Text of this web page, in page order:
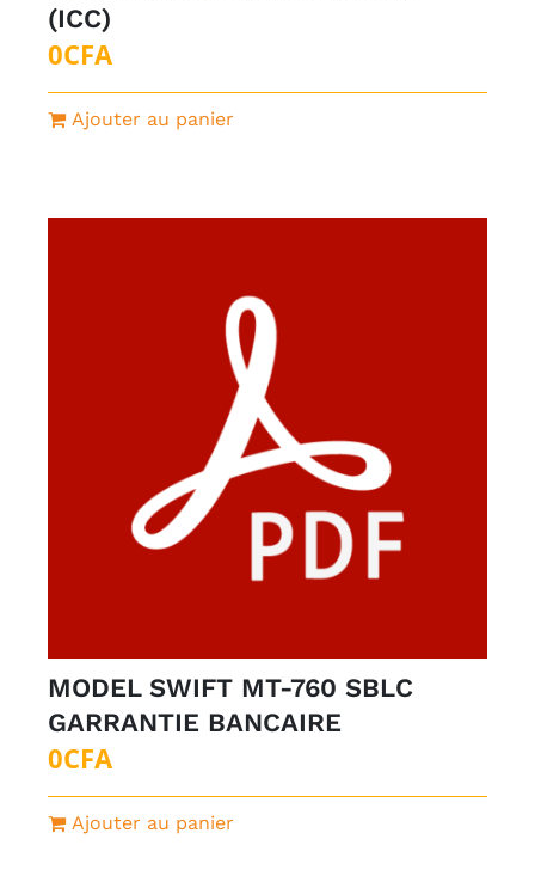
(ICC)
0CFA
Ajouter au panier
MODEL SWIFT MT-760 SBLC
GARRANTIE BANCAIRE
0CFA
Ajouter au panier